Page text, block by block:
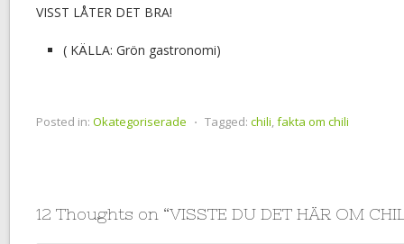
VISST LÅTER DET BRA!
( KÄLLA: Grön gastronomi)
Posted in: Okategoriserade ⋅ Tagged: chili,fakta om chili
12 Thoughts on “VISSTE DU DET HÄR OM